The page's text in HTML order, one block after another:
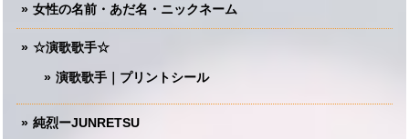
女性の名前・あだ名・ニックネーム
☆演歌歌手☆
演歌歌手｜プリントシール
純烈ーJUNRETSU